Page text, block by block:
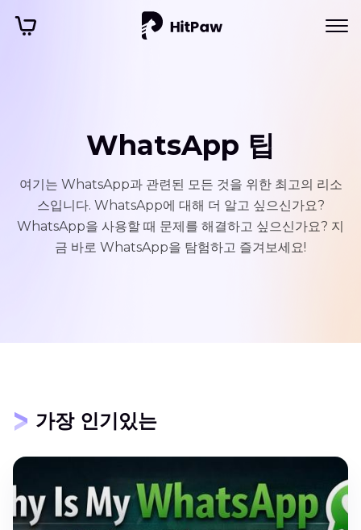
WhatsApp 팁
여기는 WhatsApp과 관련된 모든 것을 위한 최고의 리소
스입니다. WhatsApp에 대해 더 알고 싶으신가요?
WhatsApp을 사용할 때 문제를 해결하고 싶으신가요? 지
금 바로 WhatsApp을 탐험하고 즐겨보세요!
가장 인기있는